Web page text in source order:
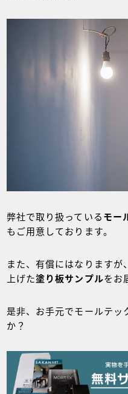
弊社で取り扱っているモー
もご用意しております。
また、有償にはなります
上げた塗り板サンプルをお
是非、お手元でモールテッ
か？